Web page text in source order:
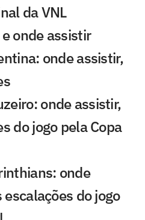
da VNL
onde assistir
onde assistir,
onde assistir,
do jogo pela Copa
onde
do jogo